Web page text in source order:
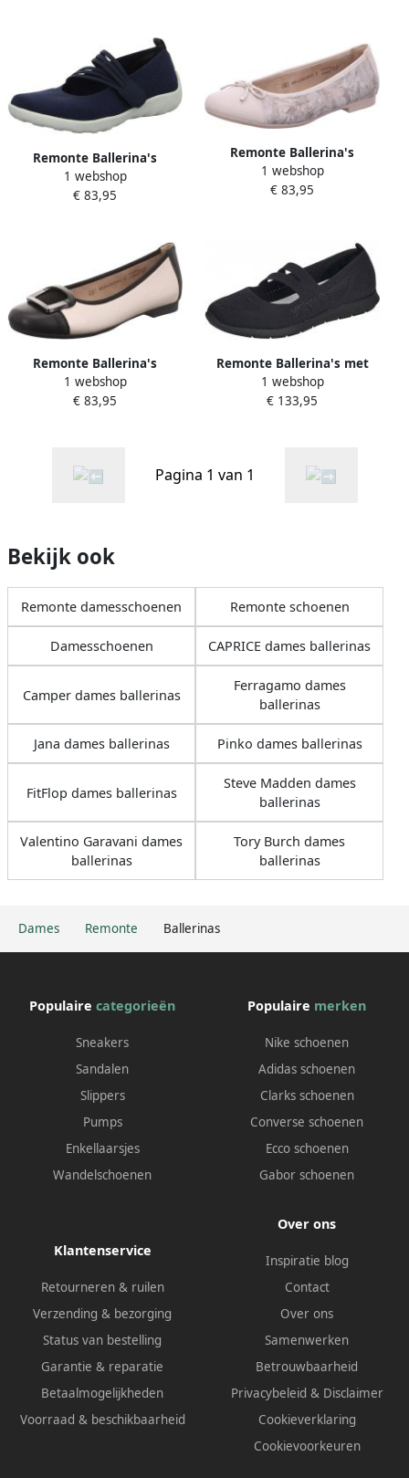
Dames Remonte Ballerinas
Remonte Ballerina's
1 webshop
€ 83,95
Remonte Ballerina's
1 webshop
€ 83,95
Remonte Ballerina's
1 webshop
€ 83,95
Remonte Ballerina's met
riempje Slipper
instapschoen slip-on
1 webshop
€ 133,95
Pagina 1 van 1
Bekijk ook
Remonte damesschoenen Remonte schoenen
Damesschoenen CAPRICE dames ballerinas
Camper dames ballerinas
Ferragamo dames
ballerinas
Jana dames ballerinas Pinko dames ballerinas
FitFlop dames ballerinas
Steve Madden dames
ballerinas
Valentino Garavani dames
ballerinas
Tory Burch dames
ballerinas
Populaire categorieën
Sneakers
Sandalen
Slippers
Pumps
Enkellaarsjes
Wandelschoenen
Populaire merken
Nike schoenen
Adidas schoenen
Clarks schoenen
Converse schoenen
Ecco schoenen
Gabor schoenen
Klantenservice
Retourneren & ruilen
Verzending & bezorging
Status van bestelling
Garantie & reparatie
Betaalmogelijkheden
Voorraad & beschikbaarheid
Over ons
Inspiratie blog
Contact
Over ons
Samenwerken
Betrouwbaarheid
Privacybeleid & Disclaimer
Cookieverklaring
Cookievoorkeuren